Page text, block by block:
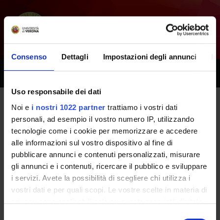
Consenso Dettagli Impostazioni degli annunci
Uso responsabile dei dati
Noi e i nostri 1022 partner trattiamo i vostri dati
personali, ad esempio il vostro numero IP, utilizzando
tecnologie come i cookie per memorizzare e accedere
alle informazioni sul vostro dispositivo al fine di
pubblicare annunci e contenuti personalizzati, misurare
gli annunci e i contenuti, ricercare il pubblico e sviluppare
i servizi. Avete la possibilità di scegliere chi utilizza i
vostri dati e per quali scopi. Le vostre scelte in materia di
privacy sono applicabili solo su questa proprietà digitale
Toggle
Tutti i prossimi seminari -
Fisioterapia nelle disfunzioni
pelviperineali, viscerali e nelle
amputazioni - (2023/2024)
Home Didattica Seminari